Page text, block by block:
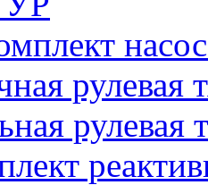
рулевая
рулевая